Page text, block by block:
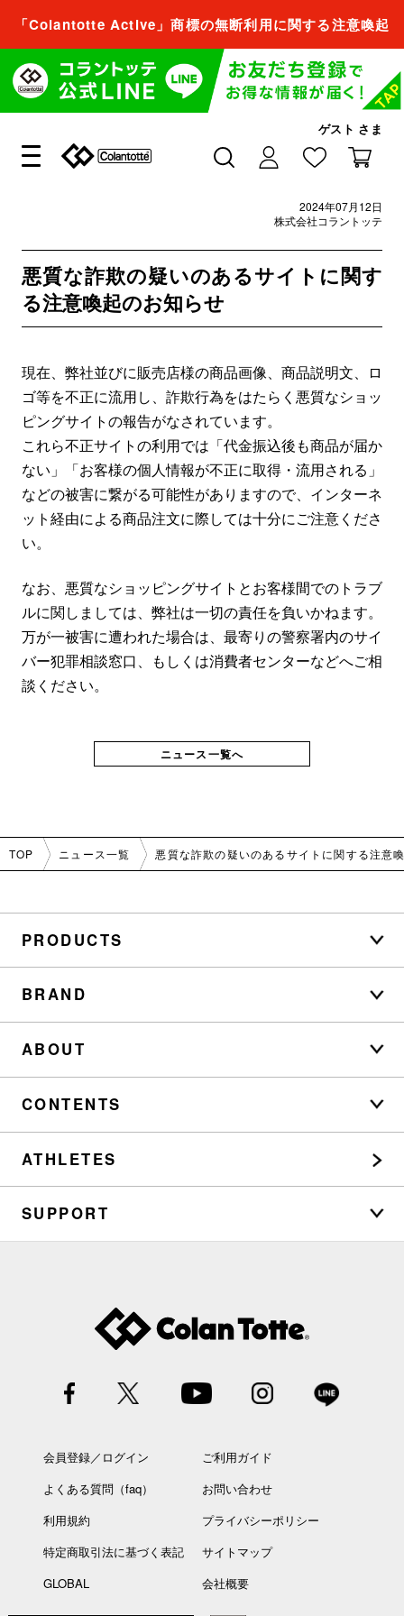
「Colantotte Active」商標の無断利用に関する注意喚起
ゲスト さま
会員登録／ログイン
閉じる
会員登録すれば、
商品をお気に入り登録できるようになります。
会員登録／ログイン
2024年07月12日
株式会社コラントッテ
悪質な詐欺の疑いのあるサイトに関す
る注意喚起のお知らせ
現在、弊社並びに販売店様の商品画像、商品説明⽂、ロ
ゴ等を不正に流用し、詐欺行為をはたらく悪質なショッ
ピングサイトの報告がなされています。
これら不正サイトの利用では「代金振込後も商品が届か
ない」「お客様の個人情報が不正に取得・流用される」
などの被害に繋がる可能性がありますので、インターネ
ット経由による商品注文に際しては十分にご注意くださ
い。
なお、悪質なショッピングサイトとお客様間でのトラブ
ルに関しましては、弊社は一切の責任を負いかねます。
万が⼀被害に遭われた場合は、最寄りの警察署内のサイ
バー犯罪相談窓⼝、もしくは消費者センターなどへご相
談ください。
ニュース一覧へ
TOP ニュース一覧 悪質な詐欺の疑いのあるサイトに関する注意
PRODUCTS
BRAND
ABOUT
CONTENTS
ATHLETES
SUPPORT
会員登録／ログイン
ご利用ガイド
よくある質問（faq）
お問い合わせ
利用規約
プライバシーポリシー
特定商取引法に基づく表記
サイトマップ
GLOBAL
会社概要